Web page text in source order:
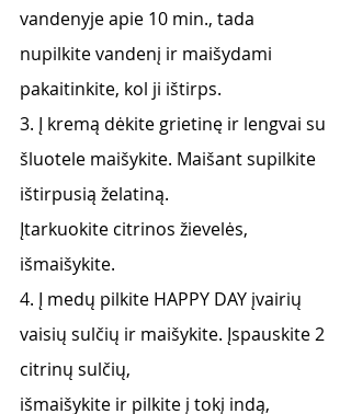
vandenyje apie 10 min., tada
nupilkite vandenį ir maišydami
pakaitinkite, kol ji ištirps.
3. Į kremą dėkite grietinę ir lengvai su
šluotele maišykite. Maišant supilkite
ištirpusią želatiną.
Įtarkuokite citrinos žievelės,
išmaišykite.
4. Į medų pilkite HAPPY DAY įvairių
vaisių sulčių ir maišykite. Įspauskite 2
citrinų sulčių,
išmaišykite ir pilkite į tokį indą,